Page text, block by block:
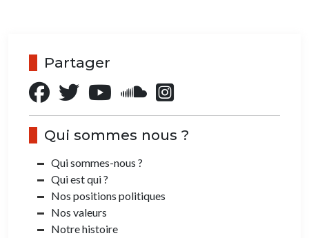
Partager
Qui sommes nous ?
Qui sommes-nous ?
Qui est qui ?
Nos positions politiques
Nos valeurs
Notre histoire